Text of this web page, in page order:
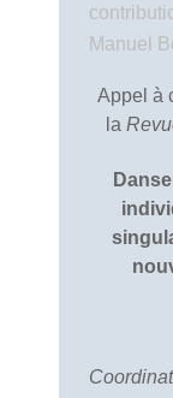
Manuel
Appel à
la